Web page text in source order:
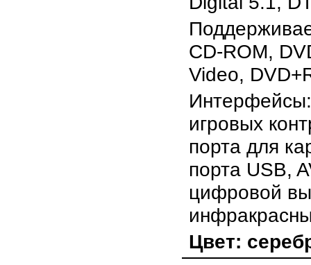
CD-ROM,
Video,
игровых
порта для
порта USB,
цифровой
Цвет: